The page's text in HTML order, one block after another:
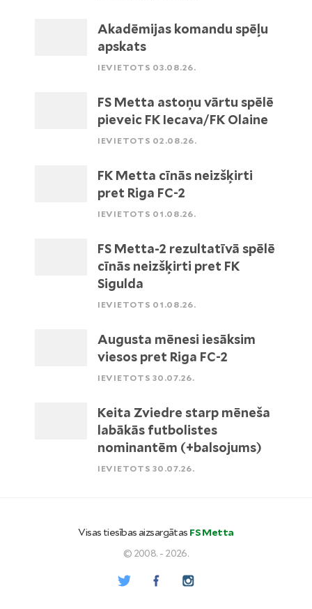
Akadēmijas komandu spēļu
apskats
IEVIETOTS 03.08.26.
FS Metta astoņu vārtu spēlē
pieveic FK Iecava/FK Olaine
IEVIETOTS 02.08.26.
FK Metta cīnās neizšķirti
pret Riga FC-2
IEVIETOTS 01.08.26.
FS Metta-2 rezultatīvā spēlē
cīnās neizšķirti pret FK
Sigulda
IEVIETOTS 01.08.26.
Augusta mēnesi iesāksim
viesos pret Riga FC-2
IEVIETOTS 30.07.26.
Keita Zviedre starp mēneša
labākās futbolistes
nominantēm (+balsojums)
IEVIETOTS 30.07.26.
Visas tiesības aizsargātas FS Metta
© 2008. - 2026.